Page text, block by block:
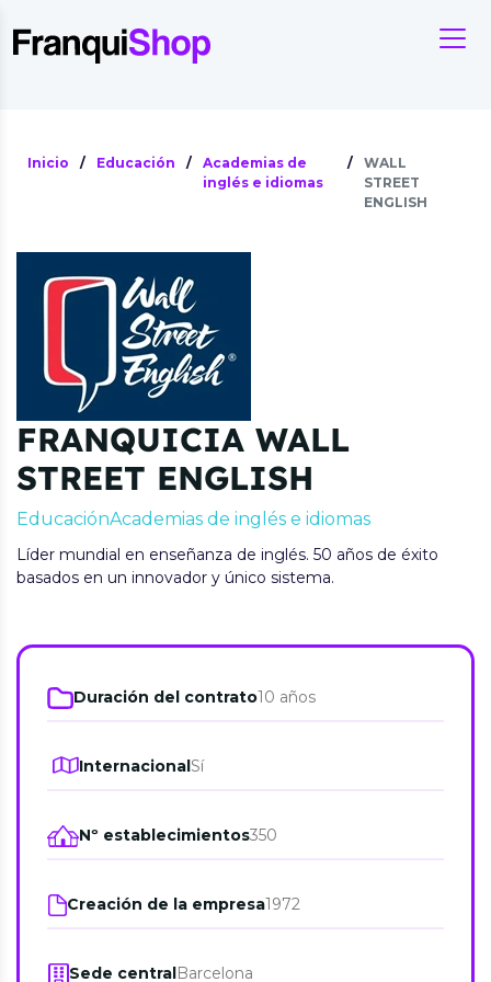
Inicio / Educación /
Academias de
inglés e idiomas
/
WALL
STREET
ENGLISH
FRANQUICIA WALL
STREET ENGLISH
EducaciónAcademias de inglés e idiomas
Líder mundial en enseñanza de inglés. 50 años de éxito
basados en un innovador y único sistema.
Duración del contrato10 años
InternacionalSí
Nº establecimientos350
Creación de la empresa1972
Sede centralBarcelona